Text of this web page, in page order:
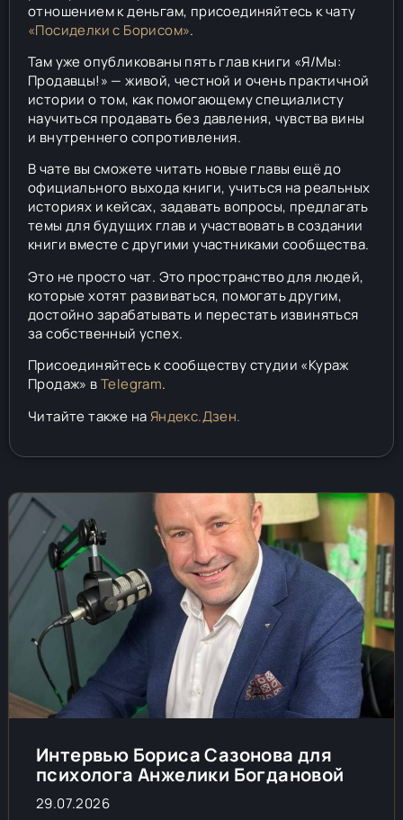
отношением к деньгам, присоединяйтесь к чату
«Посиделки с Борисом».
Там уже опубликованы пять глав книги «Я/Мы:
Продавцы!» — живой, честной и очень практичной
истории о том, как помогающему специалисту
научиться продавать без давления, чувства вины
и внутреннего сопротивления.
В чате вы сможете читать новые главы ещё до
официального выхода книги, учиться на реальных
историях и кейсах, задавать вопросы, предлагать
темы для будущих глав и участвовать в создании
книги вместе с другими участниками сообщества.
Это не просто чат. Это пространство для людей,
которые хотят развиваться, помогать другим,
достойно зарабатывать и перестать извиняться
за собственный успех.
Присоединяйтесь к сообществу студии «Кураж
Продаж» вTelegram.
Читайте также наЯндекс.Дзен.
Интервью Бориса Сазонова для
психолога Анжелики Богдановой
29.07.2026